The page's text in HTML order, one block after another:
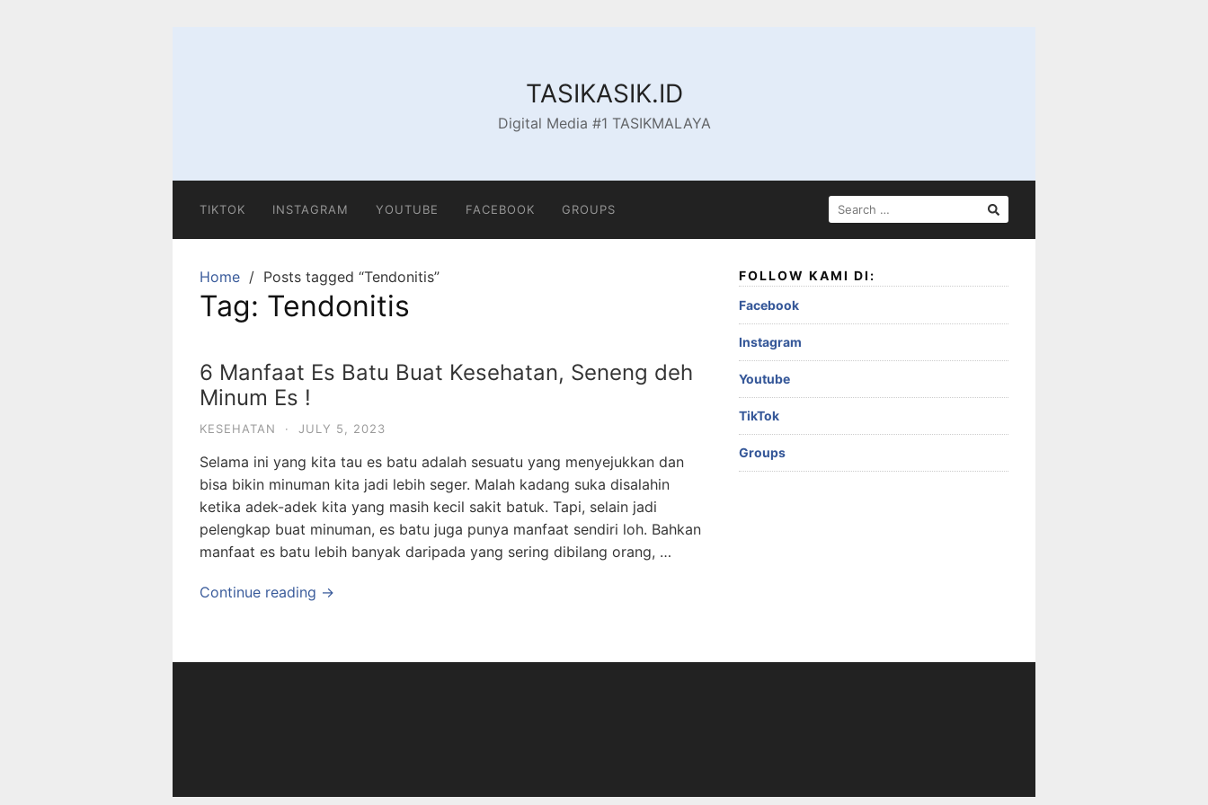
TASIKASIK.ID
Digital Media #1 TASIKMALAYA
TIKTOK INSTAGRAM YOUTUBE FACEBOOK GROUPS
SEARCH
FOR:
Home Posts tagged “Tendonitis”
Tag: Tendonitis
6 Manfaat Es Batu Buat Kesehatan, Seneng deh
Minum Es !
KESEHATAN · JULY 5, 2023
Selama ini yang kita tau es batu adalah sesuatu yang menyejukkan dan
bisa bikin minuman kita jadi lebih seger. Malah kadang suka disalahin
ketika adek-adek kita yang masih kecil sakit batuk. Tapi, selain jadi
pelengkap buat minuman, es batu juga punya manfaat sendiri loh. Bahkan
manfaat es batu lebih banyak daripada yang sering dibilang orang, …
Continue reading →
FOLLOW KAMI DI:
Facebook
Instagram
Youtube
TikTok
Groups